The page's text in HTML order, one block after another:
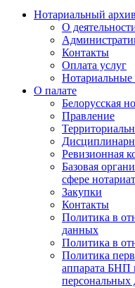
Нотариальный архив
О
Контакты
Оплата услуг
О палате
Белорусская
Правление
Ревизионная
Базовая
сфере
Закупки
Контакты
Политика в
данных
Политика в
Политика
аппарата БНП
персональных